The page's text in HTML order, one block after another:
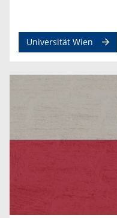
Universität Wien